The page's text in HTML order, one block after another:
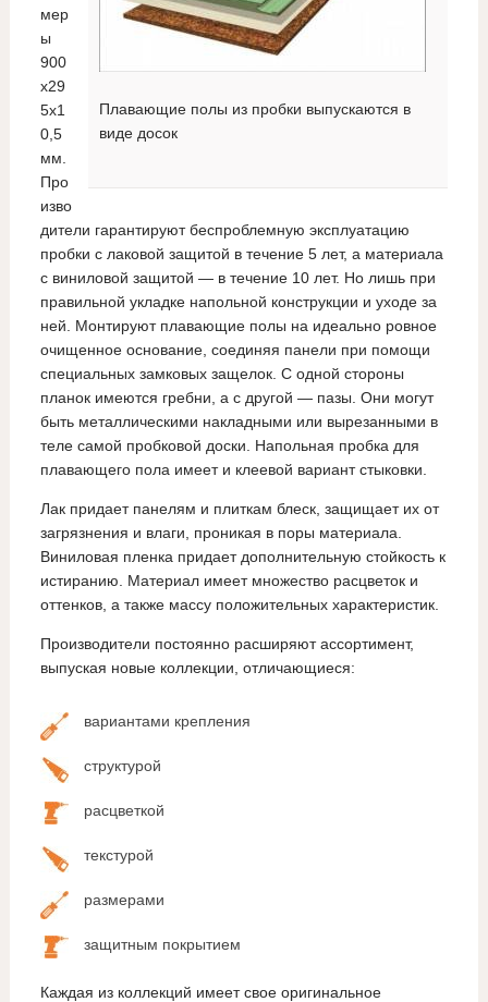
Плавающие полы из пробки выпускаются в
виде досок
мер
ы
900
x29
5x1
0,5
мм.
Про
изво
дители гарантируют беспроблемную эксплуатацию
пробки с лаковой защитой в течение 5 лет, а материала
с виниловой защитой — в течение 10 лет. Но лишь при
правильной укладке напольной конструкции и уходе за
ней. Монтируют плавающие полы на идеально ровное
очищенное основание, соединяя панели при помощи
специальных замковых защелок. С одной стороны
планок имеются гребни, а с другой — пазы. Они могут
быть металлическими накладными или вырезанными в
теле самой пробковой доски. Напольная пробка для
плавающего пола имеет и клеевой вариант стыковки.
Лак придает панелям и плиткам блеск, защищает их от
загрязнения и влаги, проникая в поры материала.
Виниловая пленка придает дополнительную стойкость к
истиранию. Материал имеет множество расцветок и
оттенков, а также массу положительных характеристик.
Производители постоянно расширяют ассортимент,
выпуская новые коллекции, отличающиеся:
вариантами крепления
структурой
расцветкой
текстурой
размерами
защитным покрытием
Каждая из коллекций имеет свое оригинальное